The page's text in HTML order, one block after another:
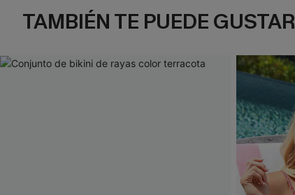
TAMBIÉN TE PUEDE GUSTAR